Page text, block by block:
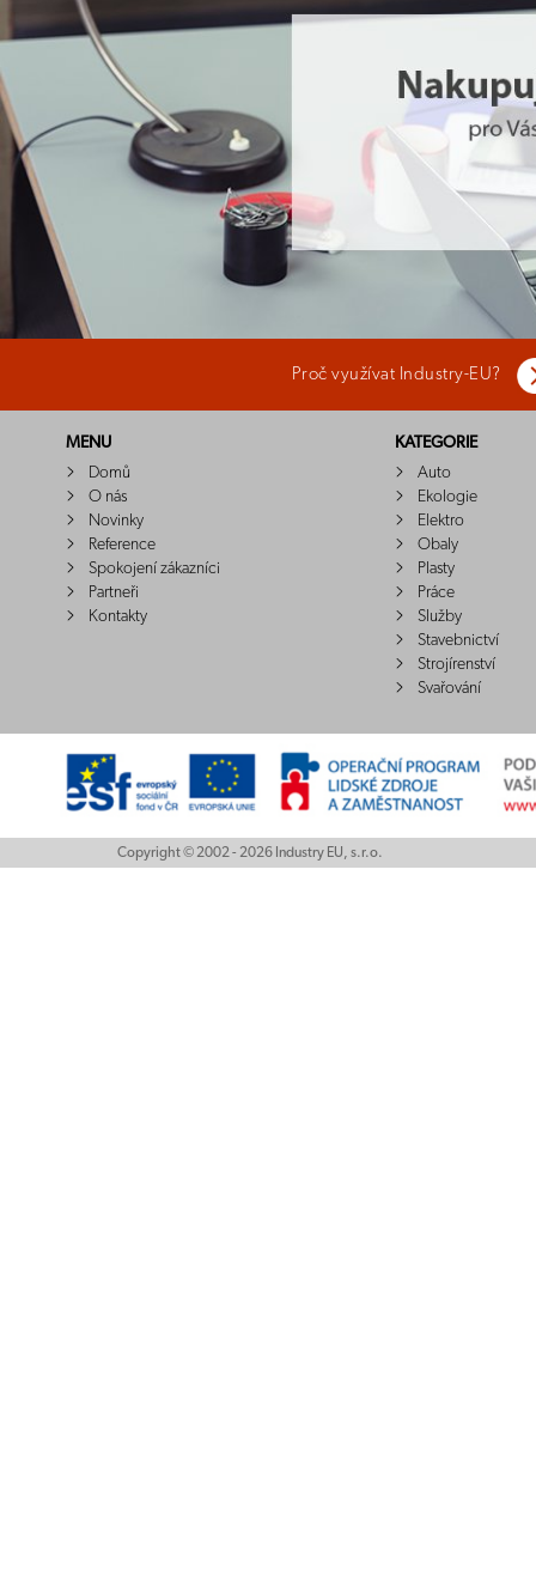
Proč využívat Industry-EU?
MENU
Domů
O nás
Novinky
Reference
Spokojení zákazníci
Partneři
Kontakty
KATEGORIE
Auto
Ekologie
Elektro
Obaly
Plasty
Práce
Služby
Stavebnictví
Strojírenství
Svařování
Copyright © 2002 - 2026 Industry EU, s.r.o.